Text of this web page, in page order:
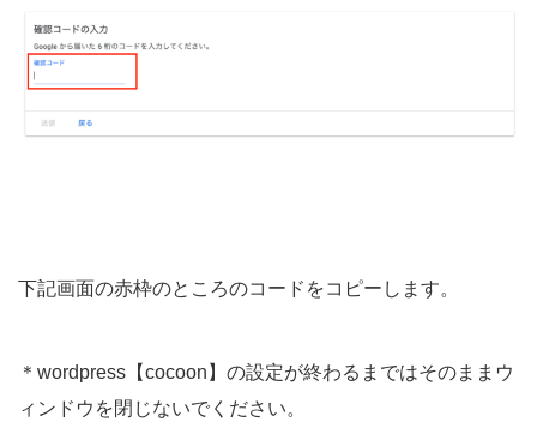
下記画面の赤枠のところのコードをコピーします。
＊wordpress【cocoon】の設定が終わるまではそのままウ
ィンドウを閉じないでください。